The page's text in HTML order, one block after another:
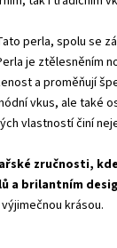
perla, spolu se
je ztělesněním
a proměňují
vkus, ale také
vlastností činí
zručnosti,
a brilantním
krásou.